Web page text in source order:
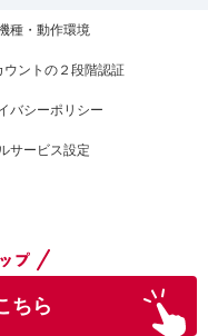
ちら
種・動作環境
ウントの２段階認証
バシーポリシー
サービス設定